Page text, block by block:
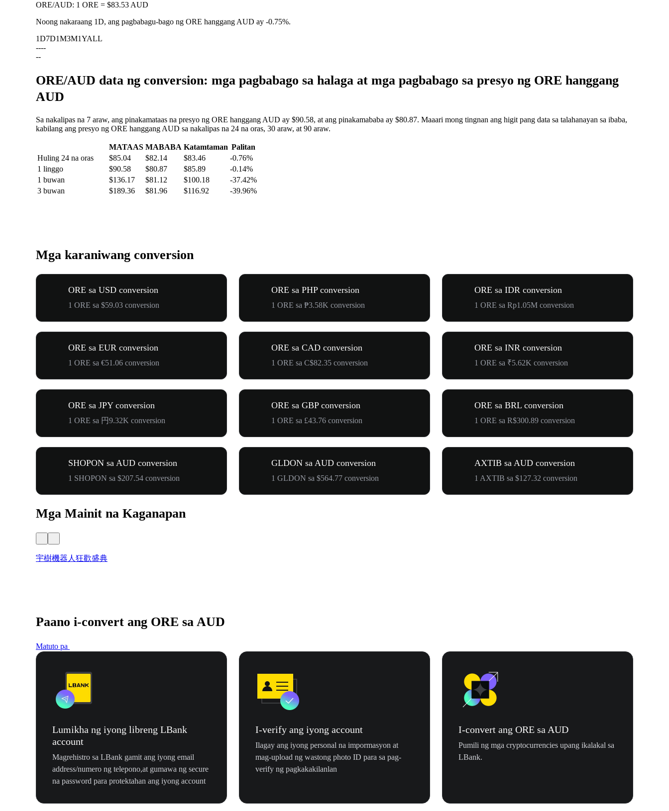
ORE/AUD: 1 ORE = $83.53 AUD
Noong nakaraang 1D, ang pagbabagu-bago ng ORE hanggang AUD ay -0.75%.
1D7D1M3M1YALL
----
--
ORE/AUD data ng conversion: mga pagbabago sa halaga at mga pagbabago sa presyo ng ORE hanggang
AUD
Sa nakalipas na 7 araw, ang pinakamataas na presyo ng ORE hanggang AUD ay $90.58, at ang pinakamababa ay $80.87. Maaari mong tingnan ang higit pang data sa talahanayan sa ibaba,
kabilang ang presyo ng ORE hanggang AUD sa nakalipas na 24 na oras, 30 araw, at 90 araw.
MATAAS MABABA Katamtaman Palitan
Huling 24 na oras
$85.04 $82.14 $83.46
-0.76%
1 linggo
$90.58 $80.87 $85.89
-0.14%
1 buwan
$136.17 $81.12 $100.18
-37.42%
3 buwan
$189.36 $81.96 $116.92 -39.96%
Mga karaniwang conversion
ORE sa USD conversion
1 ORE sa $59.03 conversion
ORE sa PHP conversion
1 ORE sa ₱3.58K conversion
ORE sa IDR conversion
1 ORE sa Rp1.05M conversion
ORE sa EUR conversion
1 ORE sa €51.06 conversion
ORE sa CAD conversion
1 ORE sa C$82.35 conversion
ORE sa INR conversion
1 ORE sa ₹5.62K conversion
ORE sa JPY conversion
1 ORE sa 円9.32K conversion
ORE sa GBP conversion
1 ORE sa £43.76 conversion
ORE sa BRL conversion
1 ORE sa R$300.89 conversion
SHOPON sa AUD conversion
1 SHOPON sa $207.54 conversion
GLDON sa AUD conversion
1 GLDON sa $564.77 conversion
AXTIB sa AUD conversion
1 AXTIB sa $127.32 conversion
Mga Mainit na Kaganapan
宇樹機器人狂歡盛典
Paano i-convert ang ORE sa AUD
Matuto pa
Lumikha ng iyong libreng LBank
account
Magrehistro sa LBank gamit ang iyong email
address/numero ng telepono,at gumawa ng secure
na password para protektahan ang iyong account
I-verify ang iyong account
Ilagay ang iyong personal na impormasyon at
mag-upload ng wastong photo ID para sa pag-
verify ng pagkakakilanlan
I-convert ang ORE sa AUD
Pumili ng mga cryptocurrencies upang ikalakal sa
LBank.